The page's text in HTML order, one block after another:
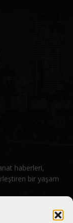
haberleri,
bir yaşam